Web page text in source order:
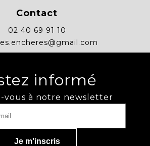
Contact
02 40 69 91 10
informé
vous à notre newsletter